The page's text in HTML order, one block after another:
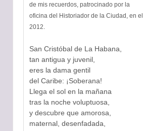
de mis recuerdos, patrocinado por la
oficina del Historiador de la Ciudad, en el
2012.
San Cristóbal de La Habana,
tan antigua y juvenil,
eres la dama gentil
del Caribe: ¡Soberana!
Llega el sol en la mañana
tras la noche voluptuosa,
y descubre que amorosa,
maternal, desenfadada,